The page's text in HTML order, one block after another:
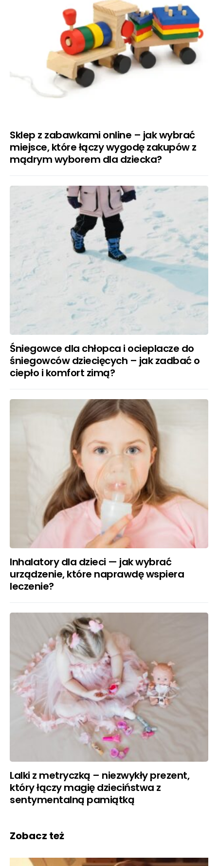
Sklep z zabawkami online – jak wybrać
miejsce, które łączy wygodę zakupów z
mądrym wyborem dla dziecka?
Śniegowce dla chłopca i ocieplacze do
śniegowców dziecięcych – jak zadbać o
ciepło i komfort zimą?
Inhalatory dla dzieci — jak wybrać
urządzenie, które naprawdę wspiera
leczenie?
Lalki z metryczką – niezwykły prezent,
który łączy magię dzieciństwa z
sentymentalną pamiątką
Zobacz też